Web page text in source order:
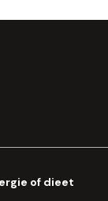
of dieet